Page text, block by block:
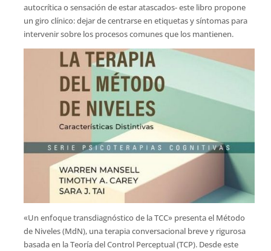
autocrítica o sensación de estar atascados- este libro propone
un giro clínico: dejar de centrarse en etiquetas y síntomas para
intervenir sobre los procesos comunes que los mantienen.
«Un enfoque transdiagnóstico de la TCC» presenta el Método
de Niveles (MdN), una terapia conversacional breve y rigurosa
basada en la Teoría del Control Perceptual (TCP). Desde este